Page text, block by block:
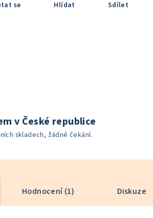
se Hlídat Sdílet
v České republice
skladech, žádné čekání.
Hodnocení (1) Diskuze